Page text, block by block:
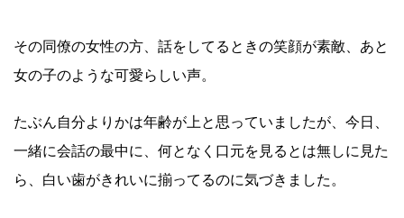
その同僚の女性の方、話をしてるときの笑顔が素敵、あと
女の子のような可愛らしい声。
たぶん自分よりかは年齢が上と思っていましたが、今日、
一緒に会話の最中に、何となく口元を見るとは無しに見た
ら、白い歯がきれいに揃ってるのに気づきました。